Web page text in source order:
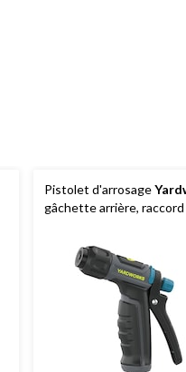
‌Pistolet d'arrosage
gâchette arrière, raccord